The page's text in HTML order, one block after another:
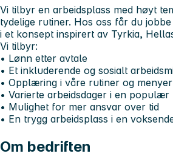
Vi tilbyr en arbeidsplass med høyt
tydelige rutiner. Hos oss får du
i et konsept inspirert av Tyrkia,
Vi tilbyr:
• Lønn etter avtale
• Et inkluderende og sosialt
• Opplæring i våre rutiner og menyer
• Varierte arbeidsdager i en populær
• Mulighet for mer ansvar over tid
• En trygg arbeidsplass i en
Om bedriften